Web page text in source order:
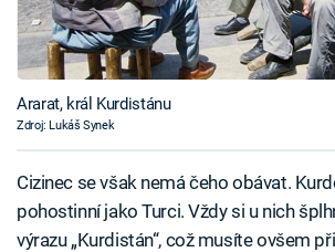
Ararat, král Kurdistánu
Zdroj: Lukáš Synek
Cizinec se však nemá čeho obávat.
pohostinní jako Turci. Vždy si u nich
výrazu „Kurdistán“, což musíte ovšem